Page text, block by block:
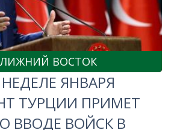
ВОСТОК
ЯНВАРЯ
ТУРЦИИ ПРИМЕТ
ВВОДЕ ВОЙСК В